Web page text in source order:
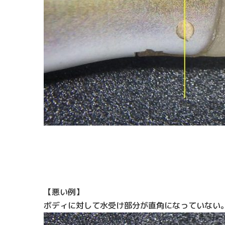
【悪い例】
ボディに対して水受け部分が直角になっていない